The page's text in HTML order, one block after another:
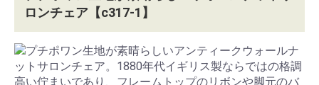
ロンチェア【c317-1】